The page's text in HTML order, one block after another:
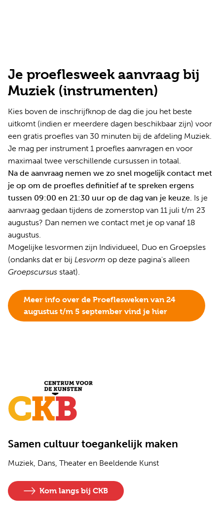
Je proeflesweek aanvraag bij
Muziek (instrumenten)
Kies boven de inschrijfknop de dag die jou het beste
uitkomt (indien er meerdere dagen beschikbaar zijn) voor
een gratis proefles van 30 minuten bij de afdeling Muziek.
Je mag per instrument 1 proefles aanvragen en voor
maximaal twee verschillende cursussen in totaal.
Na de aanvraag nemen we zo snel mogelijk contact met
je op om de proefles definitief af te spreken ergens
tussen 09:00 en 21:30 uur op de dag van je keuze. Is je
aanvraag gedaan tijdens de zomerstop van 11 juli t/m 23
augustus? Dan nemen we contact met je op vanaf 18
augustus.
Mogelijke lesvormen zijn Individueel, Duo en Groepsles
(ondanks dat er bij Lesvorm op deze pagina's alleen
Groepscursus staat).
Meer info over de Proeflesweken van 24
augustus t/m 5 september vind je hier
Samen cultuur toegankelijk maken
Muziek, Dans, Theater en Beeldende Kunst
Kom langs bij CKB